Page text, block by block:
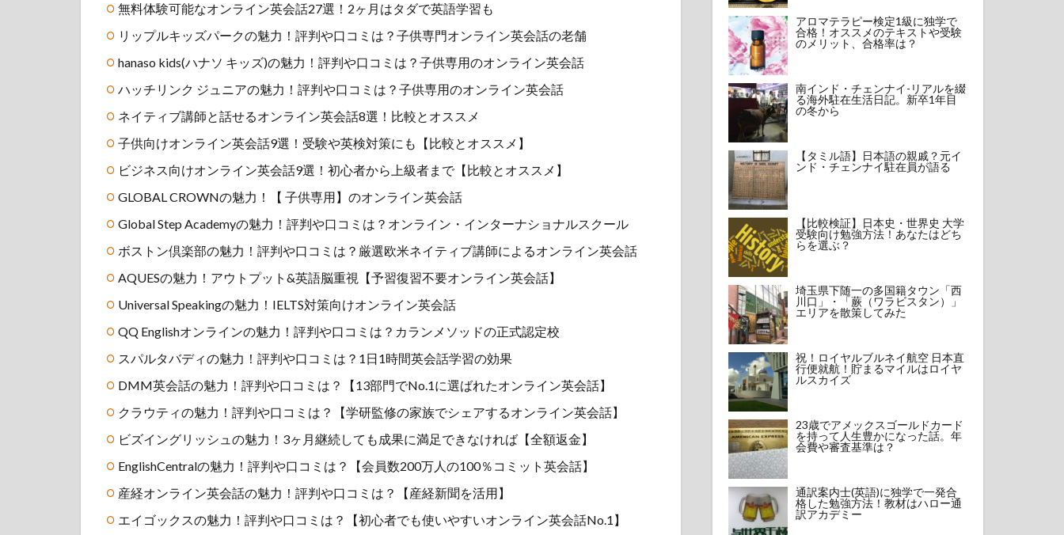
無料体験可能なオンライン英会話27選！2ヶ月はタダで英語学習も
リップルキッズパークの魅力！評判や口コミは？子供専門オンライン英会話の老舗
hanaso kids(ハナソ キッズ)の魅力！評判や口コミは？子供専用のオンライン英会話
ハッチリンク ジュニアの魅力！評判や口コミは？子供専用のオンライン英会話
ネイティブ講師と話せるオンライン英会話8選！比較とオススメ
子供向けオンライン英会話9選！受験や英検対策にも【比較とオススメ】
ビジネス向けオンライン英会話9選！初心者から上級者まで【比較とオススメ】
GLOBAL CROWNの魅力！【 子供専用】のオンライン英会話
Global Step Academyの魅力！評判や口コミは？オンライン・インターナショナルスクール
ボストン倶楽部の魅力！評判や口コミは？厳選欧米ネイティブ講師によるオンライン英会話
AQUESの魅力！アウトプット&英語脳重視【予習復習不要オンライン英会話】
Universal Speakingの魅力！IELTS対策向けオンライン英会話
QQ Englishオンラインの魅力！評判や口コミは？カランメソッドの正式認定校
スパルタバディの魅力！評判や口コミは？1日1時間英会話学習の効果
DMM英会話の魅力！評判や口コミは？【13部門でNo.1に選ばれたオンライン英会話】
クラウティの魅力！評判や口コミは？【学研監修の家族でシェアするオンライン英会話】
ビズイングリッシュの魅力！3ヶ月継続しても成果に満足できなければ【全額返金】
EnglishCentralの魅力！評判や口コミは？【会員数200万人の100％コミット英会話】
産経オンライン英会話の魅力！評判や口コミは？【産経新聞を活用】
エイゴックスの魅力！評判や口コミは？【初心者でも使いやすいオンライン英会話No.1】
アロマテラピー検定1級に独学で
合格！オススメのテキストや受験
のメリット、合格率は？
南インド・チェンナイ-リアルを綴
る海外駐在生活日記。新卒1年目
の冬から
【タミル語】日本語の親戚？元イ
ンド・チェンナイ駐在員が語る
【比較検証】日本史・世界史 大学
受験向け勉強方法！あなたはどち
らを選ぶ？
埼玉県下随一の多国籍タウン「西
川口」・「蕨（ワラビスタン）」
エリアを散策してみた
祝！ロイヤルブルネイ航空 日本直
行便就航！貯まるマイルはロイヤ
ルスカイズ
23歳でアメックスゴールドカード
を持って人生豊かになった話。年
会費や審査基準は？
通訳案内士(英語)に独学で一発合
格した勉強方法！教材はハロー通
訳アカデミー